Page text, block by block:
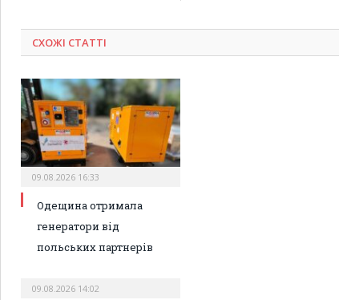
СХОЖІ СТАТТІ
09.08.2026 16:33
Одещина отримала
генератори від
польських партнерів
09.08.2026 14:02